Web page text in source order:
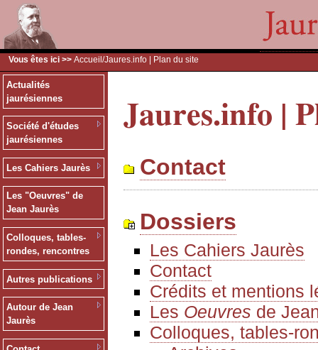
Vous êtes ici >> Accueil /Jaures.info | Plan du site
Actualités
jaurésiennes
Société d'études
jaurésiennes
Les Cahiers Jaurès
Les "Oeuvres" de
Jean Jaurès
Colloques, tables-
rondes, rencontres
Autres publications
Autour de Jean
Jaurès
Jaures.info |
Contact
Dossiers
Les Cahiers Jaurès
Contact
Crédits et mentions
Les Oeuvres de
Colloques, tables-